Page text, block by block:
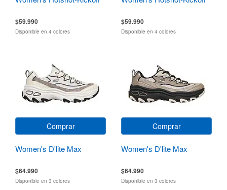
$59.990
Disponible en 4 colores
$59.990
Disponible en 4 colores
Comprar
Women's D'lite Max
$64.990
Disponible en 3 colores
Comprar
Women's D'lite Max
$64.990
Disponible en 3 colores